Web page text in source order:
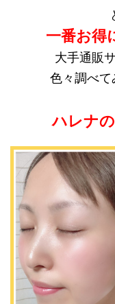
一番お得
大手通販
色々調べ
ハレナ